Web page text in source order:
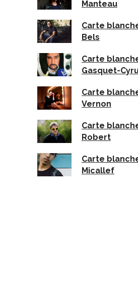
Manteau
Carte
Bels
Carte
Gasquet-
Carte
Vernon
Carte
Robert
Carte
Micallef